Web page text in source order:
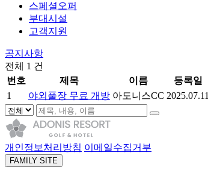
스페셜오퍼
부대시설
고객지원
공지사항
전체 1 건
번호
제목 이름 등록일
1
야외풀장 무료 개방 아도니스CC 2025.07.11
개인정보처리방침 이메일수집거부
FAMILY SITE